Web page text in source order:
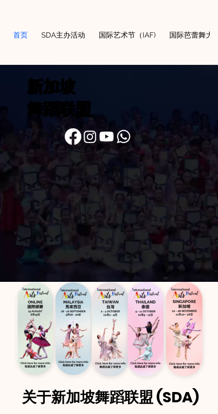
首页 SDA主办活动 国际艺术节（IAF) 国际芭蕾舞大
新加坡
舞蹈联盟
关于新加坡舞蹈联盟 (SDA)